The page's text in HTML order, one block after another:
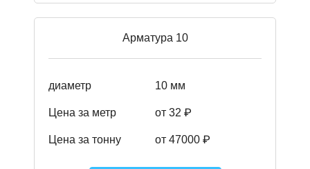
Арматура 10
диаметр 10 мм
Цена за метр от 32 ₽
Цена за тонну от 47000 ₽